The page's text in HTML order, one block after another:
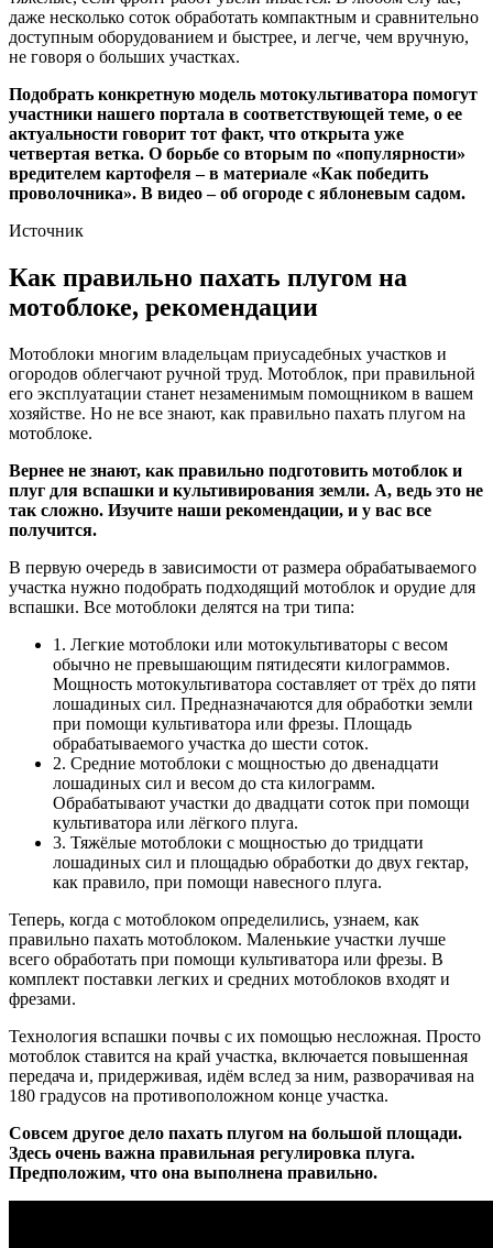
даже несколько соток обработать компактным и сравнительно
доступным оборудованием и быстрее, и легче, чем вручную,
не говоря о больших участках.
Подобрать конкретную модель мотокультиватора помогут
участники нашего портала в соответствующей теме, о ее
актуальности говорит тот факт, что открыта уже
четвертая ветка. О борьбе со вторым по «популярности»
вредителем картофеля – в материале «Как победить
проволочника». В видео – об огороде с яблоневым садом.
Источник
Как правильно пахать плугом на
мотоблоке, рекомендации
Мотоблоки многим владельцам приусадебных участков и
огородов облегчают ручной труд. Мотоблок, при правильной
его эксплуатации станет незаменимым помощником в вашем
хозяйстве. Но не все знают, как правильно пахать плугом на
мотоблоке.
Вернее не знают, как правильно подготовить мотоблок и
плуг для вспашки и культивирования земли. А, ведь это не
так сложно. Изучите наши рекомендации, и у вас все
получится.
В первую очередь в зависимости от размера обрабатываемого
участка нужно подобрать подходящий мотоблок и орудие для
вспашки. Все мотоблоки делятся на три типа:
1. Легкие мотоблоки или мотокультиваторы с весом
обычно не превышающим пятидесяти килограммов.
Мощность мотокультиватора составляет от трёх до пяти
лошадиных сил. Предназначаются для обработки земли
при помощи культиватора или фрезы. Площадь
обрабатываемого участка до шести соток.
2. Средние мотоблоки с мощностью до двенадцати
лошадиных сил и весом до ста килограмм.
Обрабатывают участки до двадцати соток при помощи
культиватора или лёгкого плуга.
3. Тяжёлые мотоблоки с мощностью до тридцати
лошадиных сил и площадью обработки до двух гектар,
как правило, при помощи навесного плуга.
Теперь, когда с мотоблоком определились, узнаем, как
правильно пахать мотоблоком. Маленькие участки лучше
всего обработать при помощи культиватора или фрезы. В
комплект поставки легких и средних мотоблоков входят и
фрезами.
Технология вспашки почвы с их помощью несложная. Просто
мотоблок ставится на край участка, включается повышенная
передача и, придерживая, идём вслед за ним, разворачивая на
180 градусов на противоположном конце участка.
Совсем другое дело пахать плугом на большой площади.
Здесь очень важна правильная регулировка плуга.
Предположим, что она выполнена правильно.